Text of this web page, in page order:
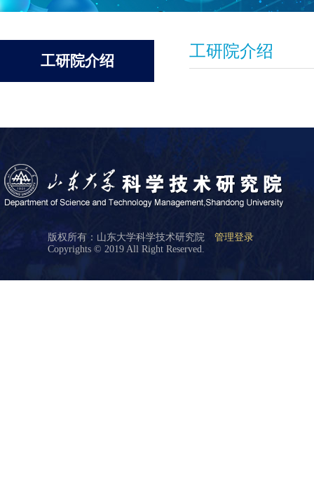
工研院介绍
工研院介绍
版权所有：山东大学科学技术研究院 管理登录
Copyrights © 2019 All Right Reserved.